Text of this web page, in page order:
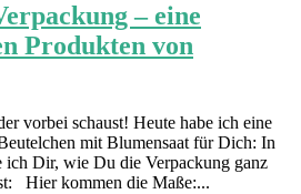
– eine
Produkten von
vorbei schaust! Heute habe ich eine
mit Blumensaat für Dich: In
ich Dir, wie Du die Verpackung ganz
Hier kommen die Maße:...